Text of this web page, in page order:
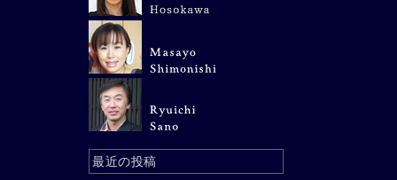
最近の投稿